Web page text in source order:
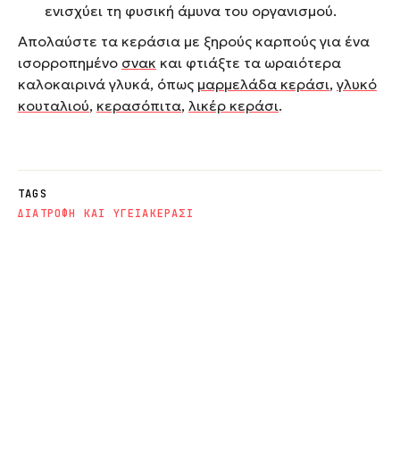
ενισχύει τη φυσική άμυνα του οργανισμού.
Απολαύστε τα κεράσια με ξηρούς καρπούς για ένα
ισορροπημένο σνακ και φτιάξτε τα ωραιότερα
καλοκαιρινά γλυκά, όπως μαρμελάδα κεράσι, γλυκό
κουταλιού, κερασόπιτα, λικέρ κεράσι.
TAGS
ΔΙΑΤΡΟΦΗ ΚΑΙ ΥΓΕΙΑΚΕΡΑΣΙ